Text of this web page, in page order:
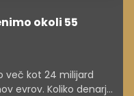
okoli 55
več kot 24 milijard
evrov. Koliko denarja